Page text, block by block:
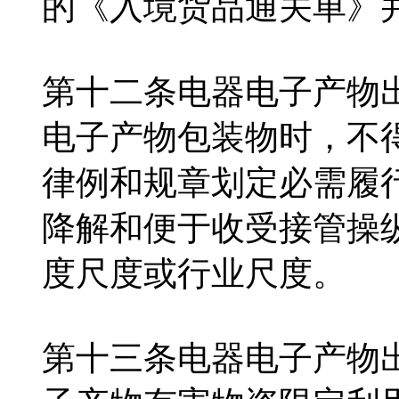
第十二条电器电子产物
电子产物包装物时，不
律例和规章划定必需履
降解和便于收受接管操
度尺度或行业尺度。
第十三条电器电子产物